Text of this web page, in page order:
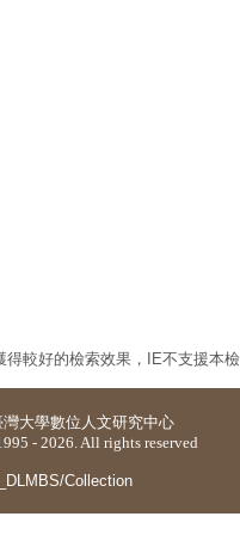
較好的檢索效果，IE不支援本檢
灣大學數位人文研究中心
- 2026. All rights reserved
Collection